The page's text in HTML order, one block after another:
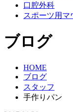
口腔外科
スポーツ用マ
ブログ
HOME
ブログ
スタッフ
手作りパン